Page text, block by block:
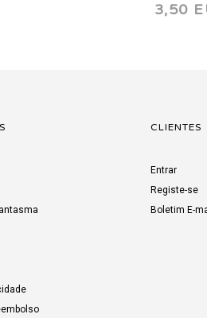
3,50
CLIENTES
Entrar
Registe-se
Boletim E-